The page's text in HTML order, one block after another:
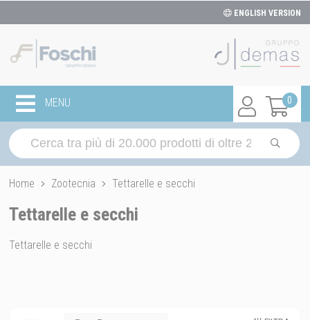
ENGLISH VERSION
0
MENU
Home Zootecnia Tettarelle e secchi
Tettarelle e secchi
Tettarelle e secchi